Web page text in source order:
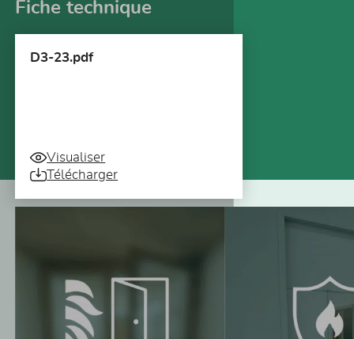
Fiche technique
D3-23.pdf
Visualiser
Télécharger